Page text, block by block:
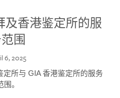
及香港鉴定所的服
围
6, 2025
定所与 GIA 香港鉴定所的服务
围。